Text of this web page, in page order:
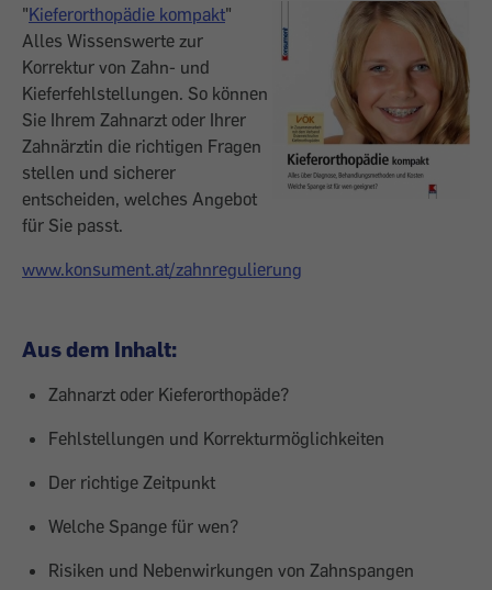
"Kieferorthopädie kompakt"
Alles Wissenswerte zur
Korrektur von Zahn- und
Kieferfehlstellungen. So können
Sie Ihrem Zahnarzt oder Ihrer
Zahnärztin die richtigen Fragen
stellen und sicherer
entscheiden, welches Angebot
für Sie passt.
www.konsument.at/zahnregulierung
Aus dem Inhalt:
Zahnarzt oder Kieferorthopäde?
Fehlstellungen und Korrekturmöglichkeiten
Der richtige Zeitpunkt
Welche Spange für wen?
Risiken und Nebenwirkungen von Zahnspangen